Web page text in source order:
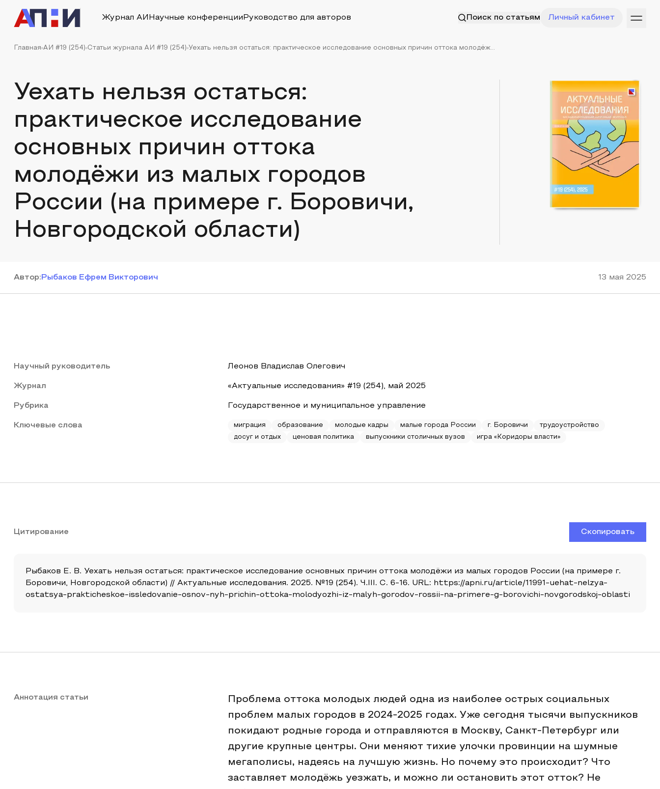
Журнал АИ Научные конференции Руководство для авторов Поиск по статьям Личный кабинет
Главная АИ #19 (254) Статьи журнала АИ #19 (254) Уехать нельзя остаться: практическое исследование основных причин оттока молодёж...
Уехать нельзя остаться:
практическое исследование
основных причин оттока
молодёжи из малых городов
России (на примере г. Боровичи,
Новгородской области)
Автор: Рыбаков Ефрем Викторович 13 мая 2025
Научный руководитель Леонов Владислав Олегович
Журнал «Актуальные исследования» #19 (254), май 2025
Рубрика Государственное и муниципальное управление
Ключевые слова миграция образование молодые кадры малые города России г. Боровичи
трудоустройство
досуг и отдых
ценовая политика выпускники столичных вузов игра «Коридоры власти»
Цитирование Скопировать
Рыбаков Е. В. Уехать нельзя остаться: практическое исследование основных причин оттока молодёжи из малых городов России (на примере г.
Боровичи, Новгородской области) // Актуальные исследования. 2025. №19 (254). Ч.III. С. 6-16. URL: https://apni.ru/article/11991-uehat-nelzya-
ostatsya-prakticheskoe-issledovanie-osnov-nyh-prichin-ottoka-molodyozhi-iz-malyh-gorodov-rossii-na-primere-g-borovichi-novgorodskoj-oblasti
Аннотация статьи
Проблема оттока молодых людей одна из наиболее острых социальных
проблем малых городов в 2024-2025 годах. Уже сегодня тысячи выпускников
покидают родные города и отправляются в Москву, Санкт-Петербург или
другие крупные центры. Они меняют тихие улочки провинции на шумные
мегаполисы, надеясь на лучшую жизнь. Но почему это происходит? Что
заставляет молодёжь уезжать, и можно ли остановить этот отток? Не